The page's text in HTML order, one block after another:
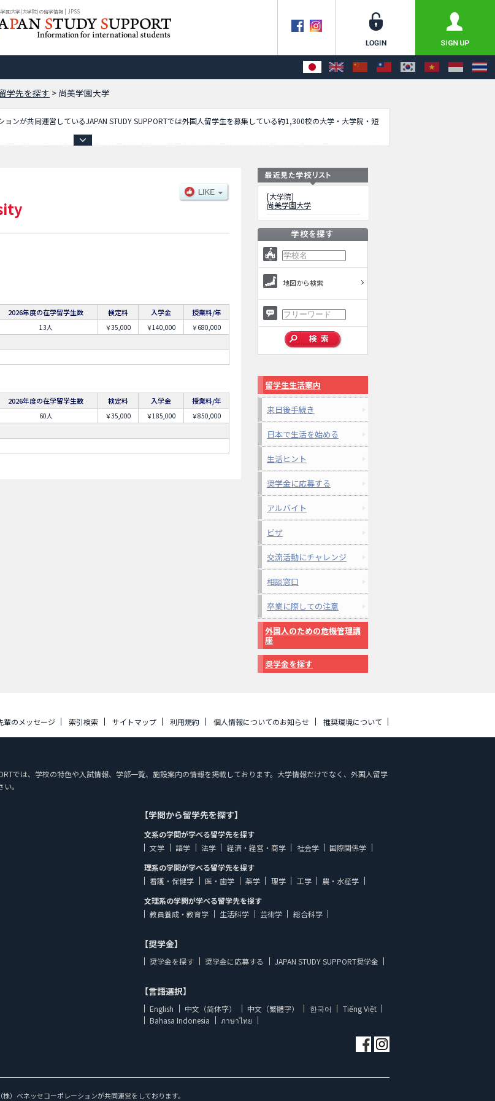
学園大学(大学院)の留学情報 | JPSS
学先を探す > 尚美学園大学
ンが共同運営しているJAPAN STUDY SUPPORTでは外国人留学生を募集している約1,300校の大学・大学院・短
研究科や芸術情報研究科等、研究科別情報や、募集定員や合格者数など入試情報、施設案内、アクセスなど外国
2026年度の在学留学生数 検定料 入学金 授業料/年
13人 ￥35,000 ￥140,000 ￥680,000
2026年度の在学留学生数 検定料 入学金 授業料/年
60人 ￥35,000 ￥185,000 ￥850,000
[大学院]
尚美学園大学
地図から検索
留学生生活案内
来日後手続き
日本で生活を始める
生活ヒント
奨学金に応募する
アルバイト
ビザ
交流活動にチャレンジ
相談窓口
卒業に際しての注意
外国人のための危機管理講
座
奨学金を探す
輩のメッセージ 索引検索 サイトマップ 利用規約 個人情報についてのお知らせ 推奨環境について
では、学校の特色や入試情報、学部一覧、施設案内の情報を掲載しております。大学情報だけでなく、外国人留学
。
【学問から留学先を探す】
文系の学問が学べる留学先を探す
文学
語学 法学 経済・経営・商学 社会学
国際関係学
理系の学問が学べる留学先を探す
看護・保健学
医・歯学 薬学 理学 工学
農・水産学
文理系の学問が学べる留学先を探す
教員養成・教育学
生活科学 芸術学 総合科学
【奨学金】
奨学金を探す 奨学金に応募する JAPAN STUDY SUPPORT奨学金
【言語選択】
English 中文（简体字） 中文（繁體字） 한국어
Tiếng Việt
Bahasa Indonesia
ภาษาไทย
）ベネッセコーポレーションが共同運営をしております。